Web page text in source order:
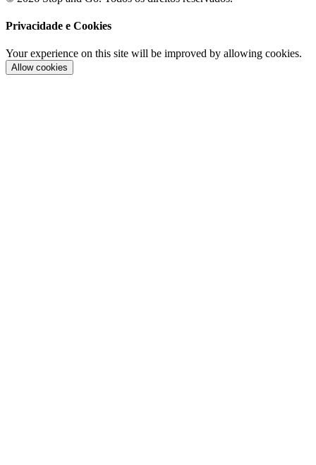
Privacidade e Cookies
Your experience on this site will be improved by allowing cookies.
Allow cookies